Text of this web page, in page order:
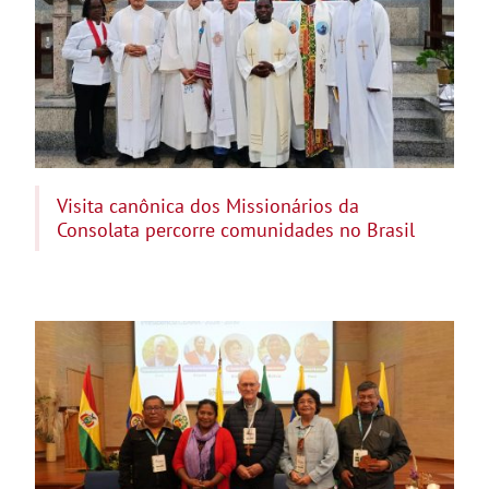
Visita canônica dos Missionários da
Consolata percorre comunidades no Brasil